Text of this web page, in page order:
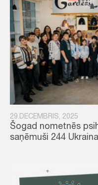
29.DECEMBRIS, 2025
Šogad nometnēs
saņēmuši 244